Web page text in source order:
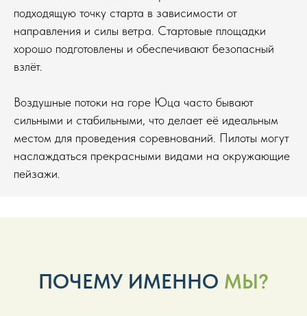
подходящую точку старта в зависимости от
направления и силы ветра. Стартовые площадки
хорошо подготовлены и обеспечивают безопасный
взлёт.
Воздушные потоки на горе Юца часто бывают
сильными и стабильными, что делает её идеальным
местом для проведения соревнований. Пилоты могут
наслаждаться прекрасными видами на окружающие
пейзажи.
ПОЧЕМУ ИМЕННО МЫ?